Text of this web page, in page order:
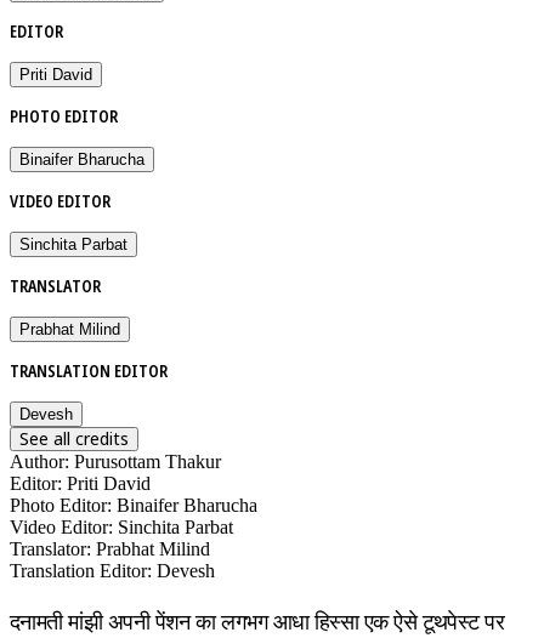
EDITOR
Priti David
PHOTO EDITOR
Binaifer Bharucha
VIDEO EDITOR
Sinchita Parbat
TRANSLATOR
Prabhat Milind
TRANSLATION EDITOR
Devesh
See all credits
Author: Purusottam Thakur
Editor: Priti David
Photo Editor: Binaifer Bharucha
Video Editor: Sinchita Parbat
Translator: Prabhat Milind
Translation Editor: Devesh
दनामती मांझी अपनी पेंशन का लगभग आधा हिस्सा एक ऐसे टूथपेस्ट पर